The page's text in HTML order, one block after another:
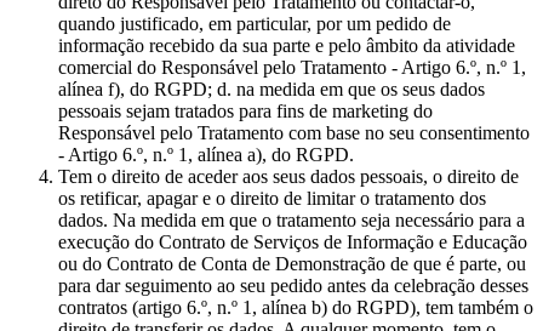
quando justificado, em particular, por um pedido de
informação recebido da sua parte e pelo âmbito da atividade
comercial do Responsável pelo Tratamento - Artigo 6.º, n.º 1,
alínea f), do RGPD; d. na medida em que os seus dados
pessoais sejam tratados para fins de marketing do
Responsável pelo Tratamento com base no seu consentimento
- Artigo 6.º, n.º 1, alínea a), do RGPD.
Tem o direito de aceder aos seus dados pessoais, o direito de
os retificar, apagar e o direito de limitar o tratamento dos
dados. Na medida em que o tratamento seja necessário para a
execução do Contrato de Serviços de Informação e Educação
ou do Contrato de Conta de Demonstração de que é parte, ou
para dar seguimento ao seu pedido antes da celebração desses
contratos (artigo 6.º, n.º 1, alínea b) do RGPD), tem também o